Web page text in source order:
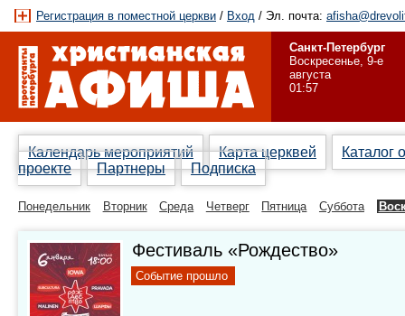
Регистрация в поместной церкви / Вход / Эл. почта:
Санкт-Петербург
Воскресенье, 9-е
августа
01:57
Календарь мероприятий Карта церквей
Каталог
проекте
Партнеры Подписка
Понедельник Вторник Среда Четверг Пятница Суббота
Фестиваль «Рождество»
Событие прошло